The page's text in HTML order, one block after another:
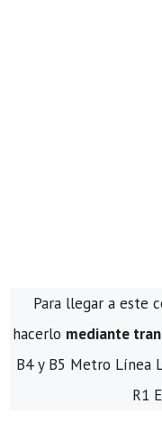
Para llegar a este
hacerlo mediante
B4 y B5 Metro Línea
R1